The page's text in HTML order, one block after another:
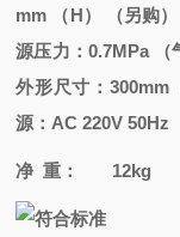
mm （H） （另购）
源压力：0.7MPa （
外形尺寸：300mm
源：AC 220V 50Hz
净 重： 12kg